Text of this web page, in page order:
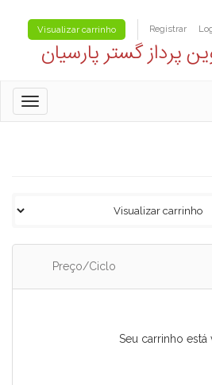
Registrar
Visualizar carrinho
پرداز گستر پارسیان
Preço/Ciclo
Seu carrinho está